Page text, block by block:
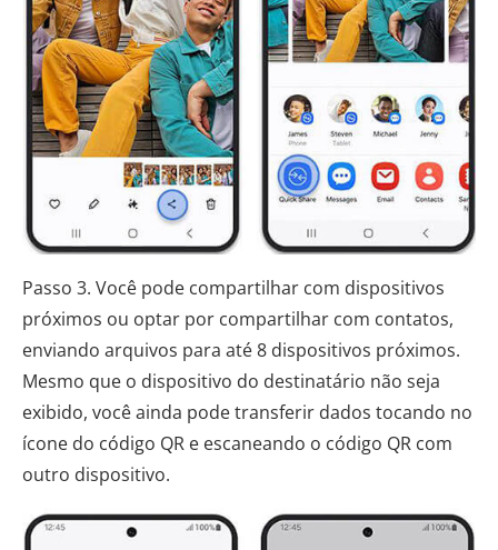
Passo 3. Você pode compartilhar com dispositivos
próximos ou optar por compartilhar com contatos,
enviando arquivos para até 8 dispositivos próximos.
Mesmo que o dispositivo do destinatário não seja
exibido, você ainda pode transferir dados tocando no
ícone do código QR e escaneando o código QR com
outro dispositivo.